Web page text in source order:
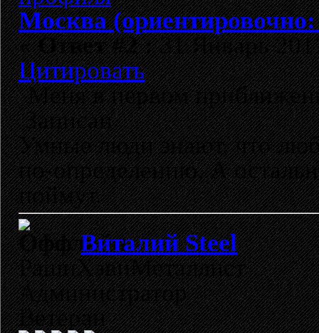
Москва
«Ответ #2 :31 Январь
Цитировать
Меня в первом
Записан
Умные люди знают, что
по-определению. А
поймут.
Виталий Steel
РашнХэвиМеталлист
Администратор
Ветеран